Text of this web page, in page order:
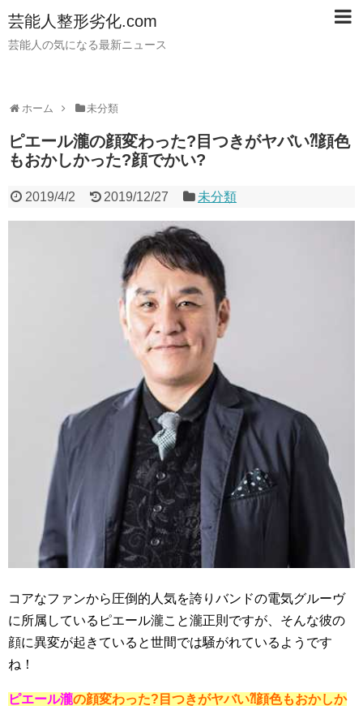
芸能人整形劣化.com
芸能人の気になる最新ニュース
ホーム 未分類
ピエール瀧の顔変わった?目つきがヤバい⁈顔色
もおかしかった?顔でかい?
2019/4/2 2019/12/27 未分類
コアなファンから圧倒的人気を誇りバンドの電気グルーヴ
に所属しているピエール瀧こと瀧正則ですが、そんな彼の
顔に異変が起きていると世間では騒がれているようです
ね！
ピエール瀧の顔変わった?目つきがヤバい⁈顔色もおかしか